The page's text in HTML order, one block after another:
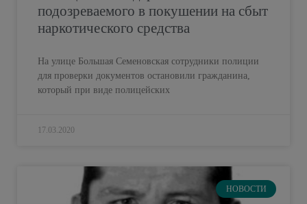
подозреваемого в покушении на сбыт
наркотического средства
На улице Большая Семеновская сотрудники полиции
для проверки документов остановили гражданина,
который при виде полицейских
17.03.2020
НОВОСТИ